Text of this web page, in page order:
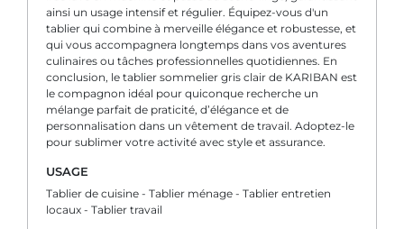
ainsi un usage intensif et régulier. Équipez-vous d'un
tablier qui combine à merveille élégance et robustesse, et
qui vous accompagnera longtemps dans vos aventures
culinaires ou tâches professionnelles quotidiennes. En
conclusion, le tablier sommelier gris clair de KARIBAN est
le compagnon idéal pour quiconque recherche un
mélange parfait de praticité, d’élégance et de
personnalisation dans un vêtement de travail. Adoptez-le
pour sublimer votre activité avec style et assurance.
USAGE
Tablier de cuisine - Tablier ménage - Tablier entretien
locaux - Tablier travail